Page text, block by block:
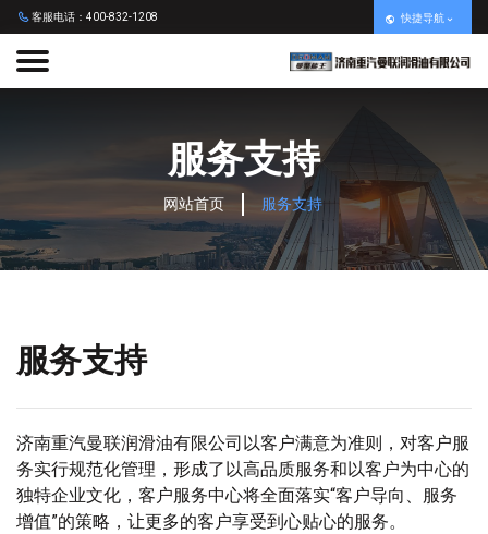
客服电话：400-832-1208 快捷导航
服务支持
网站首页 服务支持
服务支持
济南重汽曼联润滑油有限公司以客户满意为准则，对客户服
务实行规范化管理，形成了以高品质服务和以客户为中心的
独特企业文化，客户服务中心将全面落实“客户导向、服务
增值”的策略，让更多的客户享受到心贴心的服务。